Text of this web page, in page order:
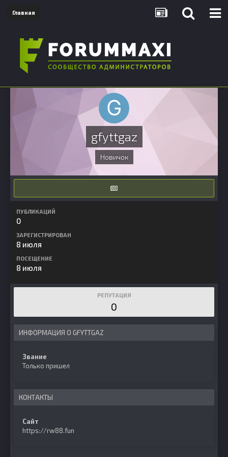
Главная
gfyttgaz
Новичок
ПУБЛИКАЦИЙ
0
ЗАРЕГИСТРИРОВАН
8 июля
ПОСЕЩЕНИЕ
8 июля
РЕПУТАЦИЯ
0
ИНФОРМАЦИЯ О GFYTTGAZ
Звание
Только пришел
КОНТАКТЫ
Сайт
https://rw88.fun